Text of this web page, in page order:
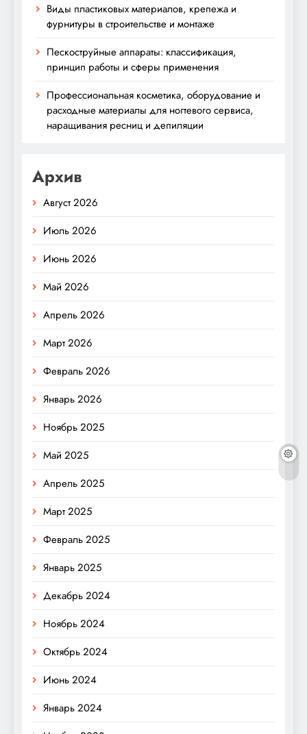
Виды пластиковых материалов, крепежа и
фурнитуры в строительстве и монтаже
Пескоструйные аппараты: классификация,
принцип работы и сферы применения
Профессиональная косметика, оборудование и
расходные материалы для ногтевого сервиса,
наращивания ресниц и депиляции
Архив
Август 2026
Июль 2026
Июнь 2026
Май 2026
Апрель 2026
Март 2026
Февраль 2026
Январь 2026
Ноябрь 2025
Май 2025
Апрель 2025
Март 2025
Февраль 2025
Январь 2025
Декабрь 2024
Ноябрь 2024
Октябрь 2024
Июнь 2024
Январь 2024